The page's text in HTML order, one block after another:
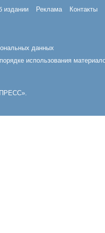
издании Реклама Контакты
данных
использования